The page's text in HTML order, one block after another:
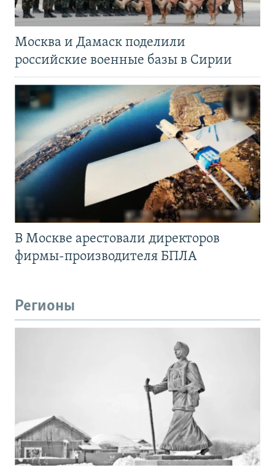
Москва и Дамаск поделили
российские военные базы в Сирии
В Москве арестовали директоров
фирмы-производителя БПЛА
Регионы